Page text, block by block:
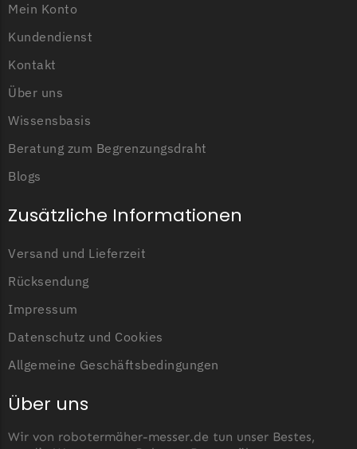
Mein Konto
Kundendienst
Kontakt
Über uns
Wissensbasis
Beratung zum Begrenzungsdraht
Blogs
Zusätzliche Informationen
Versand und Lieferzeit
Rücksendung
Impressum
Datenschutz und Cookies
Allgemeine Geschäftsbedingungen
Über uns
Wir von robotermäher-messer.de tun unser Bestes,